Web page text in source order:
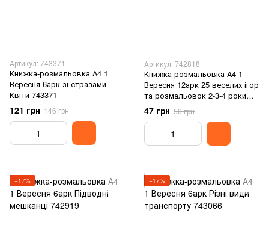
Артикул: 743371
Книжка-розмальовка А4 1
Вересня 6арк зі стразами
Квіти 743371
121 грн 146 грн
Артикул: 742818
Книжка-розмальовка А4 1
Вересня 12арк 25 веселих ігор
та розмальовок 2-3-4 роки
742818
47 грн 56 грн
−17% −17%